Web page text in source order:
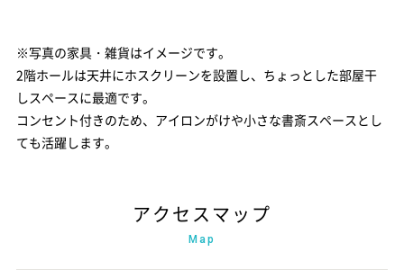
※写真の家具・雑貨はイメージです。
シンプルで使いやすく、飽きのこないデザインが魅力的な水回
り。
キッチンからの距離も近く、家事動線もスムーズです。